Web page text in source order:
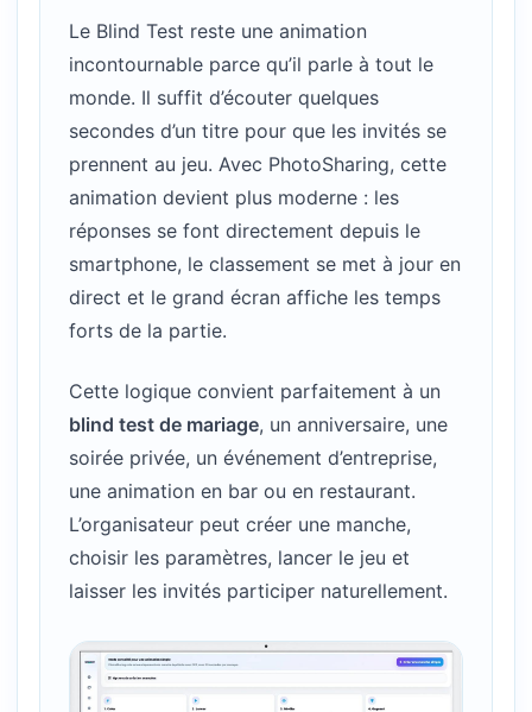
Le Blind Test reste une animation
incontournable parce qu’il parle à tout le
monde. Il suffit d’écouter quelques
secondes d’un titre pour que les invités se
prennent au jeu. Avec PhotoSharing, cette
animation devient plus moderne : les
réponses se font directement depuis le
smartphone, le classement se met à jour en
direct et le grand écran affiche les temps
forts de la partie.
Cette logique convient parfaitement à un
blind test de mariage, un anniversaire, une
soirée privée, un événement d’entreprise,
une animation en bar ou en restaurant.
L’organisateur peut créer une manche,
choisir les paramètres, lancer le jeu et
laisser les invités participer naturellement.